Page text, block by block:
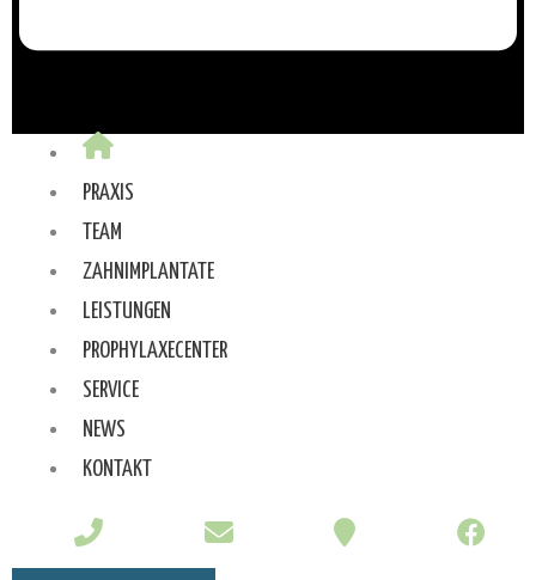
PRAXIS
TEAM
ZAHNIMPLANTATE
LEISTUNGEN
PROPHYLAXECENTER
SERVICE
NEWS
KONTAKT